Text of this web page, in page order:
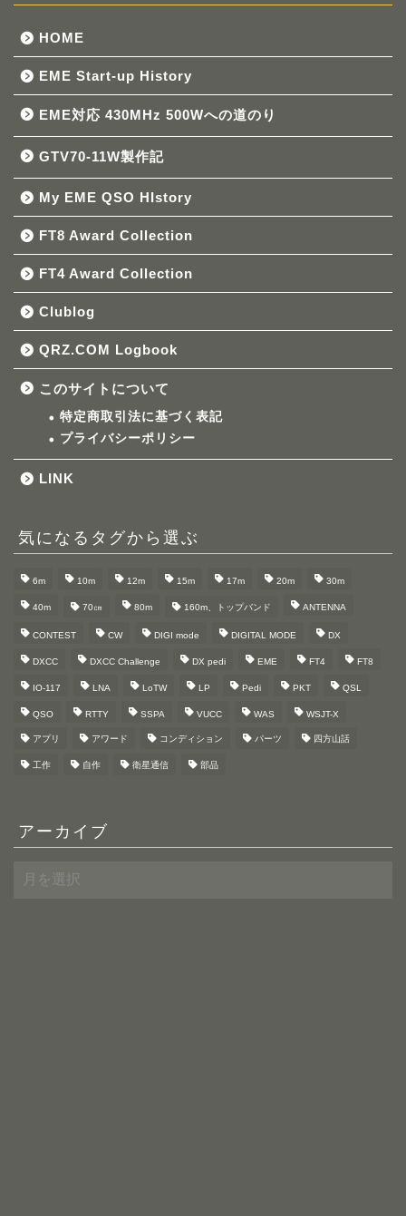
HOME
EME Start-up History
EME対応 430MHz 500Wへの道のり
GTV70-11W製作記
My EME QSO HIstory
FT8 Award Collection
FT4 Award Collection
Clublog
QRZ.COM Logbook
このサイトについて
特定商取引法に基づく表記
プライバシーポリシー
LINK
気になるタグから選ぶ
6m 10m 12m 15m 17m 20m 30m
40m 70㎝ 80m 160m、トップバンド ANTENNA
CONTEST CW DIGI mode DIGITAL MODE DX
DXCC DXCC Challenge DX pedi EME FT4 FT8
IO-117 LNA LoTW LP Pedi PKT QSL
QSO RTTY SSPA VUCC WAS WSJT-X
アプリ アワード コンディション パーツ 四方山話
工作 自作 衛星通信 部品
アーカイブ
ー